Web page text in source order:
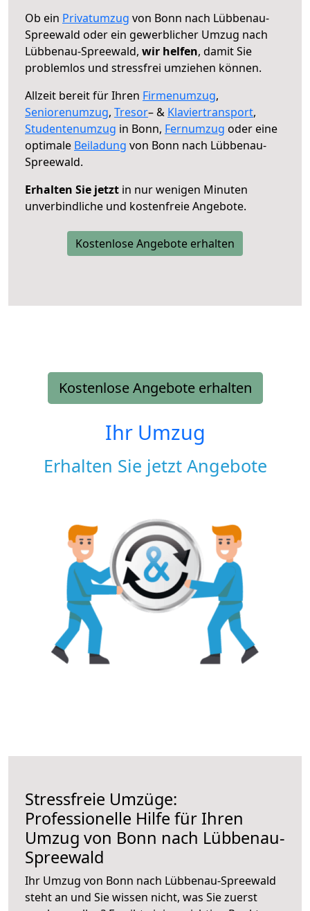
Ob ein Privatumzug von Bonn nach Lübbenau-
Spreewald oder ein gewerblicher Umzug nach
Lübbenau-Spreewald, wir helfen, damit Sie
problemlos und stressfrei umziehen können.
Allzeit bereit für Ihren Firmenumzug,
Seniorenumzug, Tresor– & Klaviertransport,
Studentenumzug in Bonn, Fernumzug oder eine
optimale Beiladung von Bonn nach Lübbenau-
Spreewald.
Erhalten Sie jetzt in nur wenigen Minuten
unverbindliche und kostenfreie Angebote.
Kostenlose Angebote erhalten
Kostenlose Angebote erhalten
Ihr Umzug
Erhalten Sie jetzt Angebote
Stressfreie Umzüge:
Professionelle Hilfe für Ihren
Umzug von Bonn nach Lübbenau-
Spreewald
Ihr Umzug von Bonn nach Lübbenau-Spreewald
steht an und Sie wissen nicht, was Sie zuerst